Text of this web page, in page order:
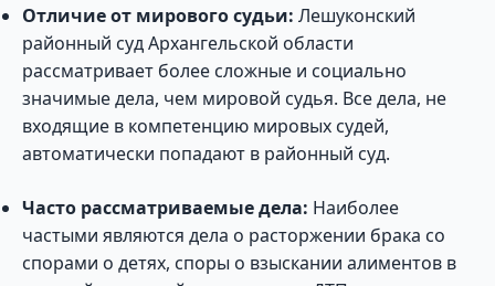
Отличие от мирового судьи: Лешуконский
районный суд Архангельской области
рассматривает более сложные и социально
значимые дела, чем мировой судья. Все дела, не
входящие в компетенцию мировых судей,
автоматически попадают в районный суд.
Часто рассматриваемые дела: Наиболее
частыми являются дела о расторжении брака со
спорами о детях, споры о взыскании алиментов в